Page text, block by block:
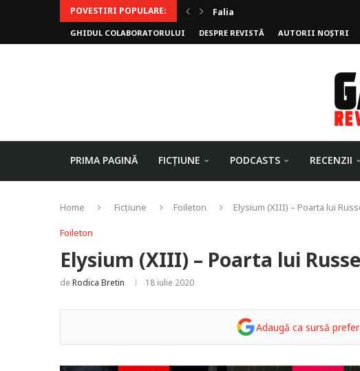
POVESTIRI POPULARE:
Falia
Arhivele Dincolo-Timpului
Axa lui Heron
Jumătatea goală
GHIDUL COLABORATORULUI DESPRE REVISTĂ AUTORII NOȘTRI
PRIMA PAGINĂ FICȚIUNE PODCASTS RECENZII
Home Ficțiune Foileton Elysium (XIII) – Poarta lui
Foileton
Elysium (XIII) – Poarta lui
de Rodica Bretin 18 iulie 2020
Adaugă ca sursă